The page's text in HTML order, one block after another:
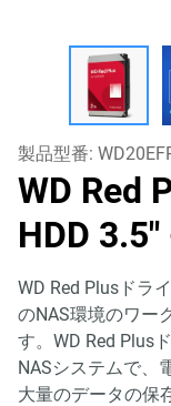
製品型番:
WD Red
HDD 3.5"
WD Red Plusドラ
のNAS環境のワー
す。WD Red Plus
NASシステムで、
大量のデータの保